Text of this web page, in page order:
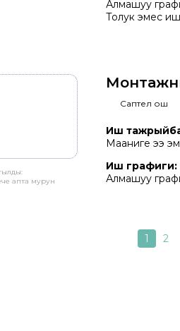
Алмашуу
Толук эмес
апта мурун
Саптел ош
Иш
Мааниге ээ
Иш графиги:
Алмашуу
Current
page
1 Бет
2